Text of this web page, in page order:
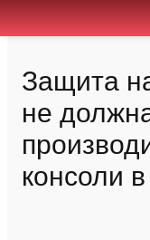
Защита
не
консоли